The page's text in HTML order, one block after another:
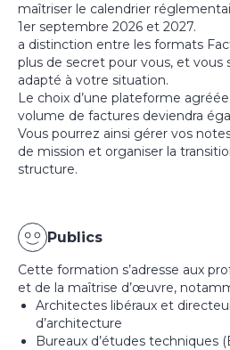
maîtriser le calendrier
1er septembre 2026 et 2027.
a distinction entre les formats
plus de secret pour vous, et vous
adapté à votre situation.
Le choix d’une plateforme
volume de factures deviendra
Vous pourrez ainsi gérer vos
de mission et organiser la
structure.
Publics
Cette formation s’adresse aux
et de la maîtrise d’œuvre,
Architectes libéraux et
d’architecture
Bureaux d’études techniques